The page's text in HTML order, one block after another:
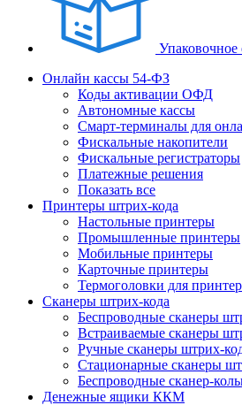
Упаковочное
Онлайн кассы 54-ФЗ
Коды активации ОФД
Автономные кассы
Смарт-терминалы для
Фискальные накопители
Фискальные регистраторы
Платежные решения
Показать все
Принтеры штрих-кода
Настольные принтеры
Промышленные принтеры
Мобильные принтеры
Карточные принтеры
Термоголовки для
Сканеры штрих-кода
Беспроводные сканеры
Встраиваемые сканеры
Ручные сканеры штрих-
Стационарные сканеры
Беспроводные сканер-
Денежные ящики ККМ